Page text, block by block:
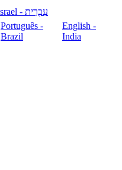
עִבְרִית - Israel
Português -
Brazil
English -
India